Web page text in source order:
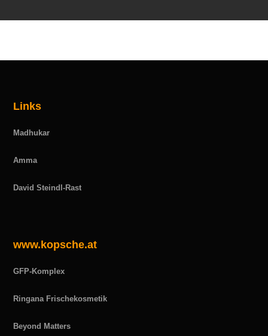
Links
Madhukar
Amma
David Steindl-Rast
www.kopsche.at
GFP-Komplex
Ringana Frischekosmetik
Beyond Matters